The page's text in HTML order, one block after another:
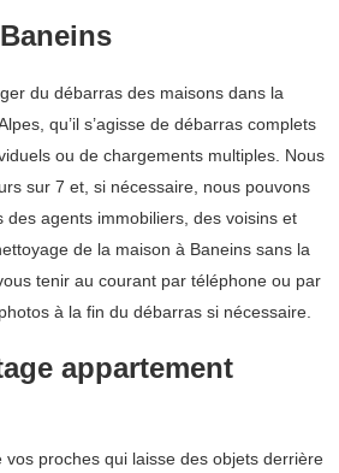
du débarras des maisons dans la
qu’il s’agisse de débarras complets
ou de chargements multiples. Nous
sur 7 et, si nécessaire, nous pouvons
des agents immobiliers, des voisins et
de la maison à Baneins sans la
tenir au courant par téléphone ou par
à la fin du débarras si nécessaire.
appartement
vos proches qui laisse des objets derrière